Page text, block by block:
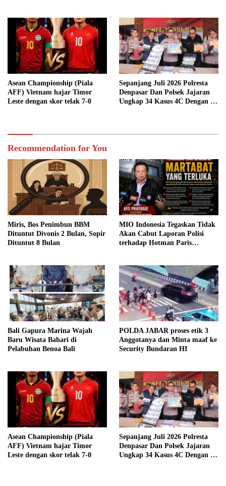
Asean Championship (Piala
AFF) Vietnam hajar Timor
Leste dengan skor telak 7-0
Sepanjang Juli 2026 Polresta
Denpasar Dan Polsek Jajaran
Ungkap 34 Kasus 4C Dengan 42
Recommendation for You
Miris, Bos Penimbun BBM
Dituntut Divonis 2 Bulan, Sopir
Dituntut 8 Bulan
MIO Indonesia Tegaskan Tidak
Akan Cabut Laporan Polisi
terhadap Hotman Paris
Bali Gapura Marina Wajah
Baru Wisata Bahari di
Pelabuhan Benoa Bali
POLDA JABAR proses etik 3
Anggotanya dan Minta maaf ke
Security Bundaran HI
Asean Championship (Piala
AFF) Vietnam hajar Timor
Leste dengan skor telak 7-0
Sepanjang Juli 2026 Polresta
Denpasar Dan Polsek Jajaran
Ungkap 34 Kasus 4C Dengan 42